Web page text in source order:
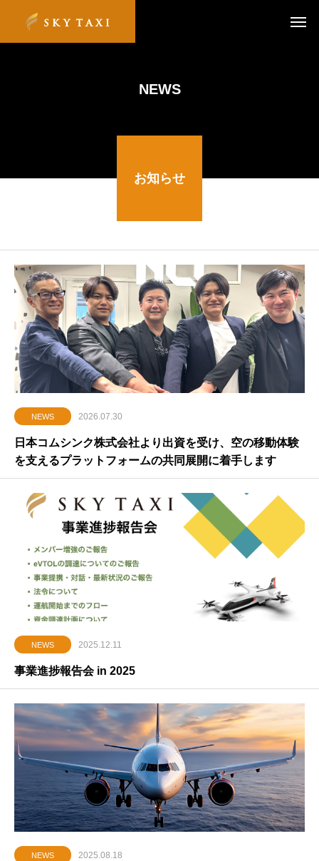
NEWS
お知らせ
NEWS 2026.07.30
日本コムシンク株式会社より出資を受け、空の移動体験
を支えるプラットフォームの共同展開に着手します
NEWS 2025.12.11
事業進捗報告会 in 2025
NEWS 2025.08.18